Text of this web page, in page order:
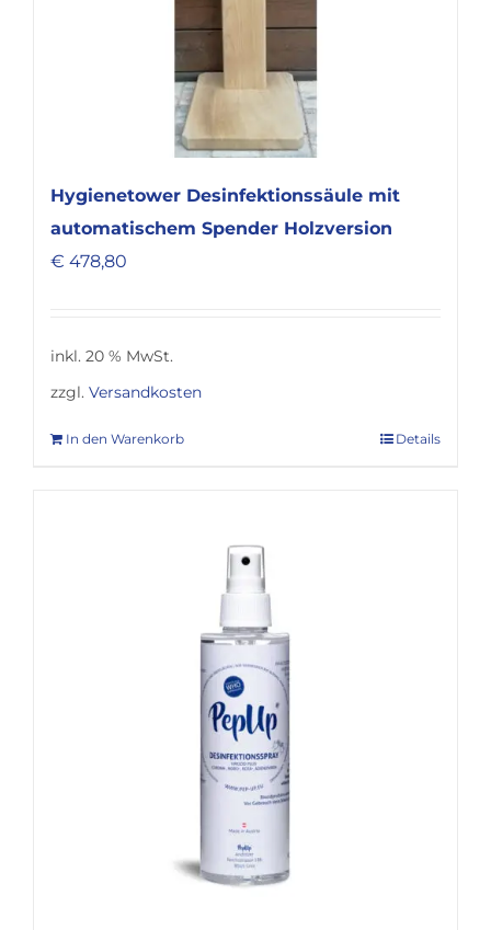
Hygienetower Desinfektionssäule mit
automatischem Spender Holzversion
€ 478,80
inkl. 20 % MwSt.
zzgl. Versandkosten
In den Warenkorb Details